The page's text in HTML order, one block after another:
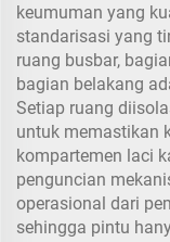
keumuman yang
standarisasi yang
ruang busbar,
bagian belakang
Setiap ruang
untuk memastikan
kompartemen laci
penguncian
operasional dari
sehingga pintu